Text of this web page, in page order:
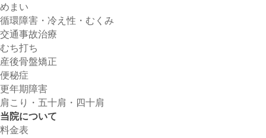
めまい
循環障害・冷え性・むくみ
交通事故治療
むち打ち
産後骨盤矯正
便秘症
更年期障害
肩こり・五十肩・四十肩
当院について
料金表